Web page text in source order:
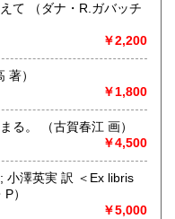
します。
ッチ
￥2,200
藤次高 著）
￥1,800
古賀春江の全貌 : 新しい神話がはじまる。 （古賀春江 画）
￥4,500
小澤英実 訳 ＜Ex libris
・P）
￥5,000